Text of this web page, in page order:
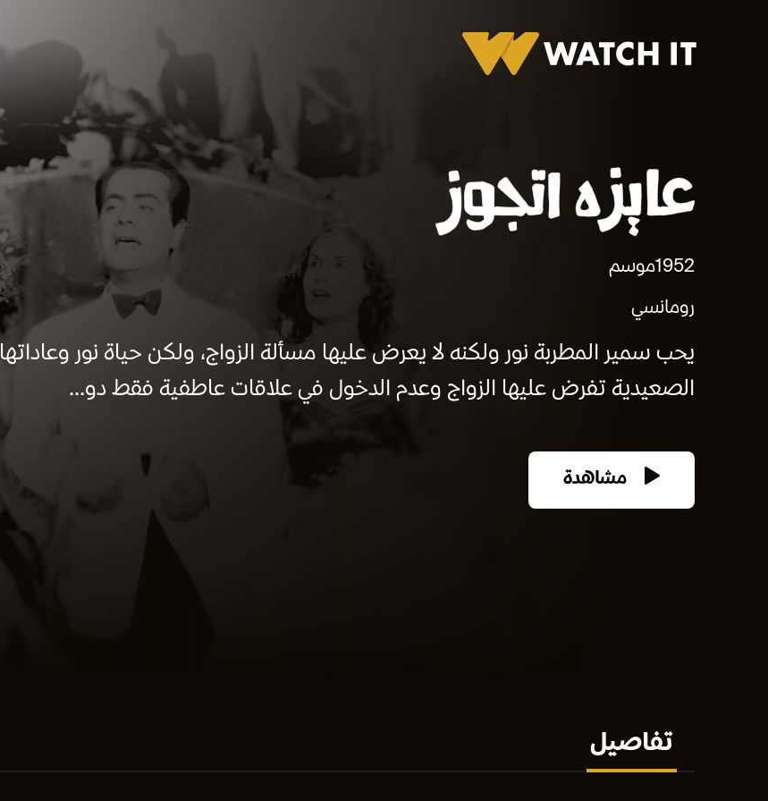
1952موسم
رومانسي
يحب سمير المطربة نور ولكنه لا يعرض عليها مسألة الزواج، ولكن حياة نور وعاداتها
الصعيدية تفرض عليها الزواج وعدم الدخول في علاقات عاطفية فقط دو...
مشاهدة
تفاصيل